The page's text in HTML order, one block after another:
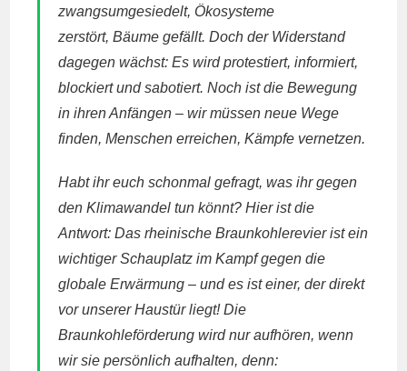
zwangsumgesiedelt, Ökosysteme
zerstört, Bäume gefällt. Doch der Widerstand
dagegen wächst: Es wird protestiert, informiert,
blockiert und sabotiert. Noch ist die Bewegung
in ihren Anfängen – wir müssen neue Wege
finden, Menschen erreichen, Kämpfe vernetzen.
Habt ihr euch schonmal gefragt, was ihr gegen
den Klimawandel tun könnt? Hier ist die
Antwort: Das rheinische Braunkohlerevier ist ein
wichtiger Schauplatz im Kampf gegen die
globale Erwärmung – und es ist einer, der direkt
vor unserer Haustür liegt! Die
Braunkohleförderung wird nur aufhören, wenn
wir sie persönlich aufhalten, denn: